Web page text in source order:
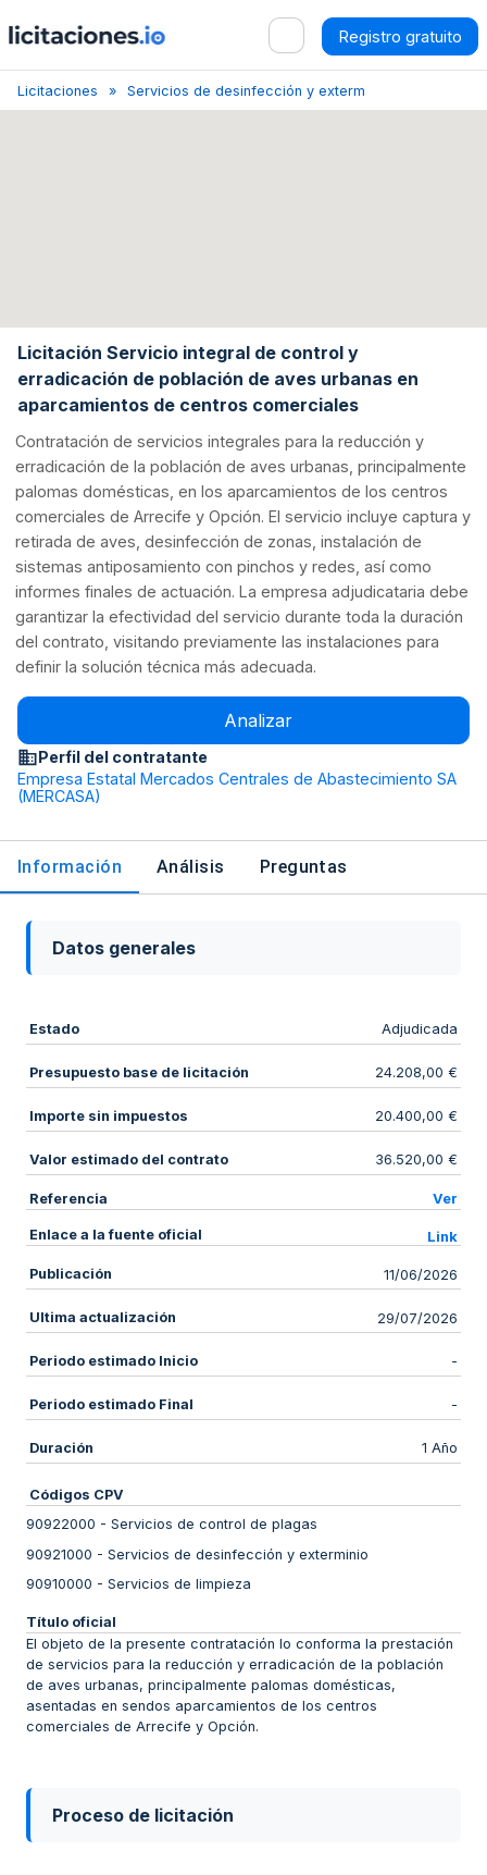
Registro gratuito
Licitaciones Servicios de desinfección y exterminio
Licitación Servicio integral de control y
erradicación de población de aves urbanas en
aparcamientos de centros comerciales
Contratación de servicios integrales para la reducción y
erradicación de la población de aves urbanas, principalmente
palomas domésticas, en los aparcamientos de los centros
comerciales de Arrecife y Opción. El servicio incluye captura y
retirada de aves, desinfección de zonas, instalación de
sistemas antiposamiento con pinchos y redes, así como
informes finales de actuación. La empresa adjudicataria debe
garantizar la efectividad del servicio durante toda la duración
del contrato, visitando previamente las instalaciones para
definir la solución técnica más adecuada.
Analizar
Perfil del contratante
Empresa Estatal Mercados Centrales de Abastecimiento SA
(MERCASA)
Información Análisis Preguntas
Datos generales
Estado Adjudicada
Presupuesto base de licitación 24.208,00 €
Importe sin impuestos 20.400,00 €
Valor estimado del contrato 36.520,00 €
Referencia Ver
Enlace a la fuente oficial Link
Publicación 11/06/2026
Ultima actualización 29/07/2026
Periodo estimado Inicio -
Periodo estimado Final -
Duración 1 Año
Códigos CPV
90922000 - Servicios de control de plagas
90921000 - Servicios de desinfección y exterminio
90910000 - Servicios de limpieza
Título oficial
El objeto de la presente contratación lo conforma la prestación
de servicios para la reducción y erradicación de la población
de aves urbanas, principalmente palomas domésticas,
asentadas en sendos aparcamientos de los centros
comerciales de Arrecife y Opción.
Proceso de licitación